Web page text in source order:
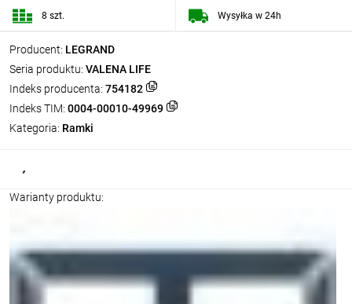
Producent: LEGRAND
Seria produktu: VALENA LIFE
Indeks producenta: 754182
Indeks TIM: 0004-00010-49969
Kategoria: Ramki
Warianty produktu:
8 szt. Wysyłka w 24h